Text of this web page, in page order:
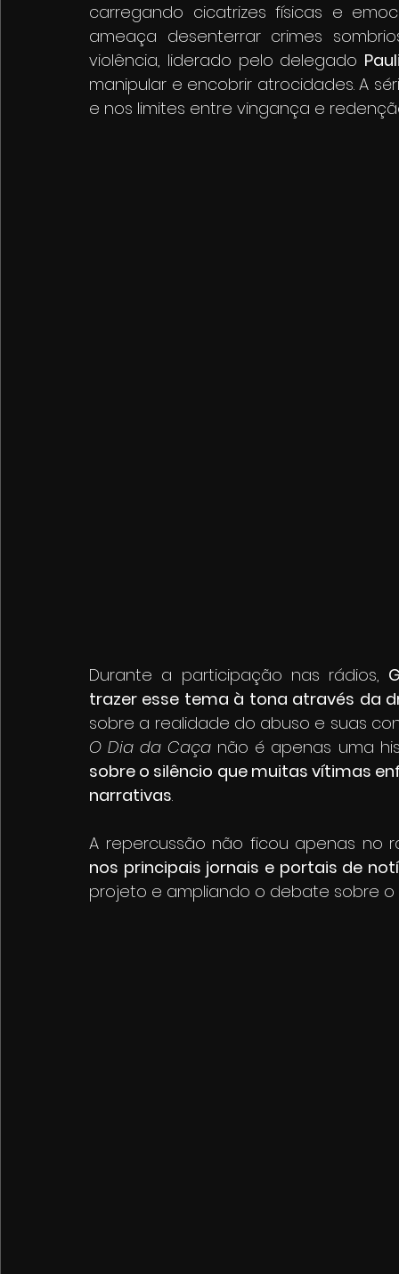
carregando cicatrizes físicas e
ameaça desenterrar crimes
violência, liderado pelo delegado
manipular e encobrir atrocidades. A
e nos limites entre vingança e
Durante a participação nas rádios,
trazer esse tema à tona através da
O Dia da Caça não é apenas uma
sobre o silêncio que muitas vítimas
narrativas.
A repercussão não ficou apenas no
nos principais jornais e portais de
projeto e ampliando o debate sobre